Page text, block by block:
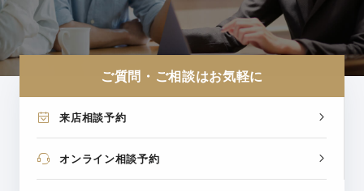
ご質問・ご相談はお気軽に
来店相談予約
オンライン相談予約